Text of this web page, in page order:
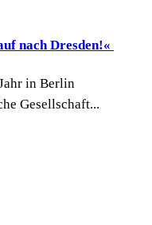
nach Dresden!«
in Berlin
Gesellschaft...